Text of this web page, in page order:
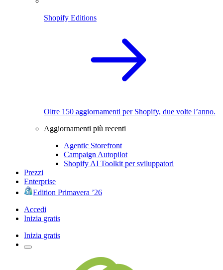
Shopify Editions
Oltre 150 aggiornamenti per Shopify, due volte l’anno.
Aggiornamenti più recenti
Agentic Storefront
Campaign Autopilot
Shopify AI Toolkit per sviluppatori
Prezzi
Enterprise
Edition Primavera ’26
Accedi
Inizia gratis
Inizia gratis